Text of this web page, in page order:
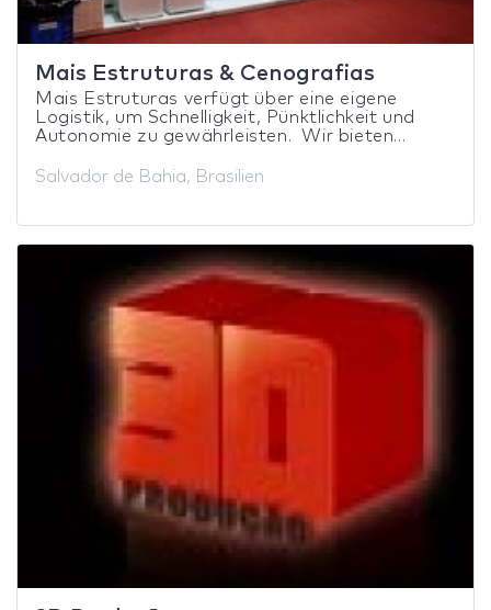
Mais Estruturas & Cenografias
Mais Estruturas verfügt über eine eigene
Logistik, um Schnelligkeit, Pünktlichkeit und
Autonomie zu gewährleisten. Wir bieten...
Salvador de Bahia, Brasilien